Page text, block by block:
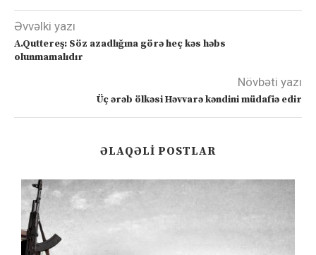
Əvvəlki yazı
A.Quttereş: Söz azadlığına görə heç kəs həbs
olunmamalıdır
Növbəti yazı
Üç ərəb ölkəsi Həvvarə kəndini müdafiə edir
ƏLAQƏLI POSTLAR